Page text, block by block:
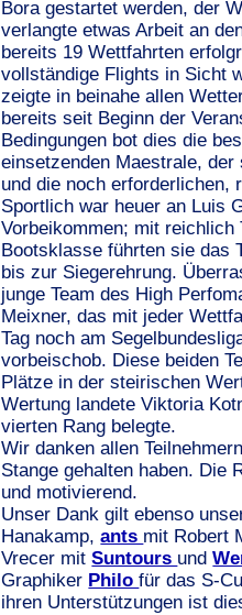
Bora gestartet werden, der
verlangte etwas Arbeit an
bereits 19 Wettfahrten
vollständige Flights in Sicht
zeigte in beinahe allen
bereits seit Beginn der
Bedingungen bot dies die
einsetzenden Maestrale,
und die noch erforderlichen,
Sportlich war heuer an Luis
Vorbeikommen; mit
Bootsklasse führten sie das
bis zur Siegerehrung.
junge Team des High
Meixner, das mit jeder
Tag noch am
vorbeischob. Diese beiden
Plätze in der steirischen
Wertung landete Viktoria
vierten Rang belegte.
Wir danken allen
Stange gehalten haben. Die
und motivierend.
Unser Dank gilt ebenso
Hanakamp,ants mit Robert
Vrecer mitSuntours und
Graphiker Philofür das S-
ihren Unterstützungen ist